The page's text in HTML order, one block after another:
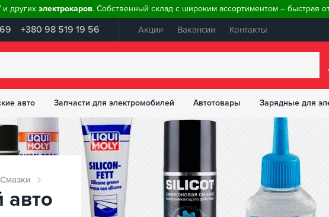
других электрокаров. Собственный склад с широким ассортиментом – быстрая
+380 98 519 19 56 Акции Вакансии Контакты
авто Запчасти для электромобилей Автотовары Зарядные для
Смазки
авто